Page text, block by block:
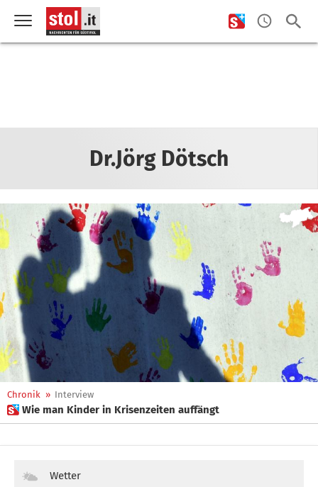
Dr.Jörg Dötsch
Chronik » Interview
 Wie man Kinder in Krisenzeiten auffängt
Wetter